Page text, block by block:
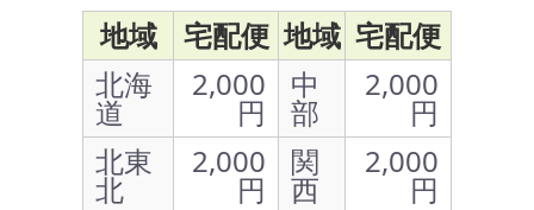
地域
宅配便 地域 宅配便
北海
道
2,000
円
中
部
2,000
円
北東
北
2,000
円
関
西
2,000
円